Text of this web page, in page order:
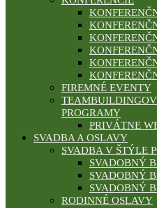
FIREMNÉ EVENTY
PROGRAMY
PRIVÁTNE
SVADBA A OSLAVY
SVADBA V ŠTÝLE
SVADOBNÝ
SVADOBNÝ
SVADOBNÝ
RODINNÉ OSLAVY